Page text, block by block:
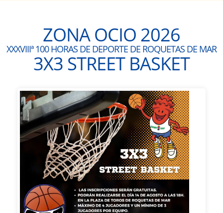
ZONA OCIO 2026
XXXVIIIª 100 HORAS DE DEPORTE DE ROQUETAS DE MAR
3X3 STREET BASKET